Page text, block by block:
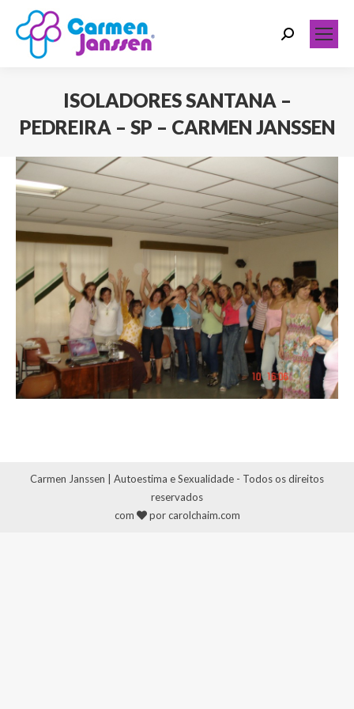
Search:
ISOLADORES SANTANA –
PEDREIRA – SP – CARMEN JANSSEN
Carmen Janssen | Autoestima e Sexualidade - Todos os direitos
reservados
com
por carolchaim.com